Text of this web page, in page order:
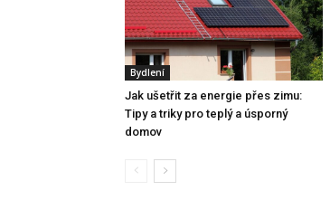
Bydlení
Jak ušetřit za energie přes zimu:
Tipy a triky pro teplý a úsporný
domov